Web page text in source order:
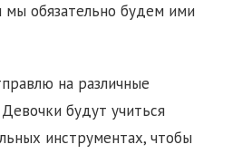
обязательно будем ими
на различные
будут учиться
инструментах, чтобы